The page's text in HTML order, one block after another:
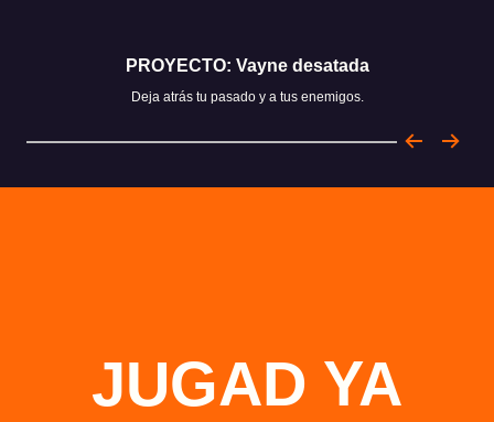
PROYECTO: Vayne desatada
Deja atrás tu pasado y a tus enemigos.
JUGAD YA